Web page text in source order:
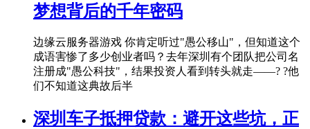
梦想背后的千年密码
边缘云服务器游戏 你肯定听过"愚公移山"，但知道这个
成语害惨了多少创业者吗？去年深圳有个团队把公司名
注册成"愚公科技"，结果投资人看到转头就走——? ?他
们不知道这典故后半
深圳车子抵押贷款：避开这些坑，正